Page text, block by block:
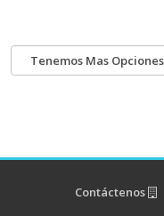
Tenemos Mas